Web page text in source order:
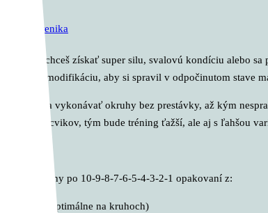
Kalistenika
Či už chceš získať super silu, svalovú kondíciu alebo
záťaž/modifikáciu, aby si spravil v odpočinutom stave
Snaž sa vykonávať okruhy bez prestávky, až kým
verziu cvikov, tým bude tréning ťažší, ale aj s ľahšou
A. okruhy po 10-9-8-7-6-5-4-3-2-1 opakovaní z:
– DIP (optimálne na kruhoch)